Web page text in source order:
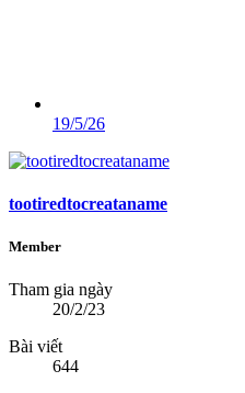
19/5/26
tootiredtocreataname
Member
Tham gia ngày
20/2/23
Bài viết
644